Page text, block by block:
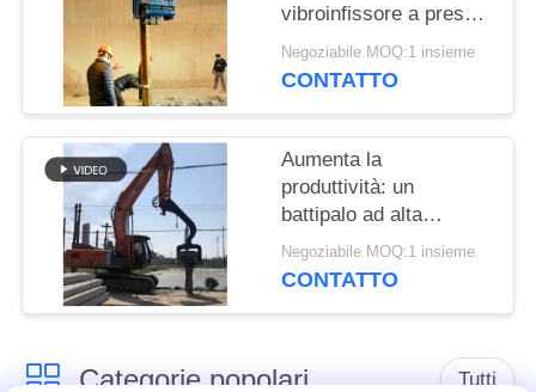
vibroinfissore a presa
laterale con design
compatto per cantieri
Negoziabile MOQ:1 insieme
CONTATTO
Aumenta la
produttività: un
battipalo ad alta
velocità con potente
vibrazione per
Negoziabile MOQ:1 insieme
CONTATTO
Categorie popolari Tutti